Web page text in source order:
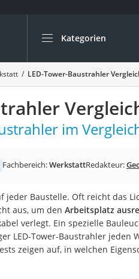
Kategorien
Die beliebtesten
Baumarkt
Tresor feuerfest
Makita-Akku-
Kappsäge
Smartes Türschloss
Akku-Rasentrimmer
Split-Klimaanlage 2
Pelletofen
Bohrmaschine
Tiefbrunnenpumpe
LED-Tower-Baustrahler
im
Fachbereich:WerkstattRedakteur:
jeder Baustelle. Oft reicht das
aus, um den Arbeitsplatz
verlegt. Ein spezielle
LED-Tower-Baustrahler jeden
zeigen auf, in welchen